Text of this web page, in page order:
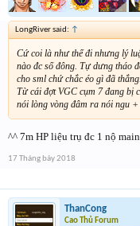
LongRiver said: ↑
Cứ coi là như thế đi nhưng lý
nào đc số đông. Tự dưng tháo
cho sml chứ chắc éo gì đã thắng.
Từ cái đợt VGC cụm 7 đang bị
nói lòng vòng đâm ra nói ngu +
^^ 7m HP liệu trụ đc 1 nộ
17 Tháng bảy 2018
ThanCong
Cao Thủ Forum